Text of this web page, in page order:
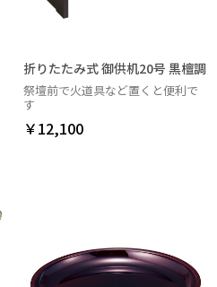
折りたたみ式 御供机20号 黒檀調
祭壇前で火道具など置くと便利で
す
￥12,100